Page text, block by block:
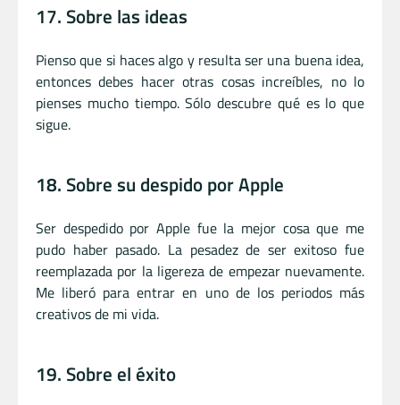
17. Sobre las ideas
Pienso que si haces algo y resulta ser una buena idea,
entonces debes hacer otras cosas increíbles, no lo
pienses mucho tiempo. Sólo descubre qué es lo que
sigue.
18. Sobre su despido por Apple
Ser despedido por Apple fue la mejor cosa que me
pudo haber pasado. La pesadez de ser exitoso fue
reemplazada por la ligereza de empezar nuevamente.
Me liberó para entrar en uno de los periodos más
creativos de mi vida.
19. Sobre el éxito